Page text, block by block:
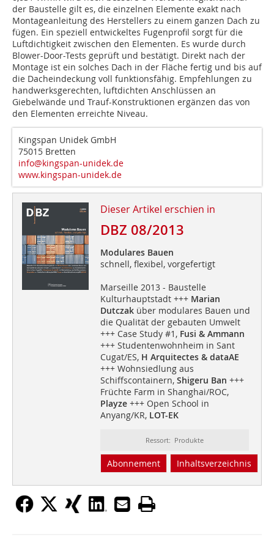
der Baustelle gilt es, die einzelnen Elemente exakt nach
Montageanleitung des Herstellers zu einem ganzen Dach zu
fügen. Ein speziell entwickeltes Fugenprofil sorgt für die
Luftdichtigkeit zwischen den Elementen. Es wurde durch
Blower-Door-Tests geprüft und bestätigt. Direkt nach der
Montage ist ein ­solches Dach in der Fläche fertig und bis auf
die Dacheindeckung voll funktionsfähig. Empfehlungen zu
handwerksgerechten, luftdichten Anschlüssen an
Giebelwände und Trauf-Konstruktionen ergänzen das von
den Elementen erreichte Niveau.
Kingspan Unidek GmbH
75015 Bretten
info@kingspan-unidek.de
www.kingspan-unidek.de
Dieser Artikel erschien in
DBZ 08/2013
Modulares Bauen
schnell, flexibel, vorgefertigt
Marseille 2013 - Baustelle
Kulturhauptstadt +++ Marian
Dutczaküber modulares Bauen und
die Qualität der gebauten Umwelt
+++ Case Study #1, Fusi & Ammann
+++ Studentenwohnheim in Sant
Cugat/ES,H Arquitectes & dataAE
+++ Wohnsiedlung aus
Schiffscontainern, Shigeru Ban +++
Früchte Farm in Shanghai/ROC,
Playze+++ Open School in
Anyang/KR, LOT-EK
Ressort: Produkte
Abonnement Inhaltsverzeichnis